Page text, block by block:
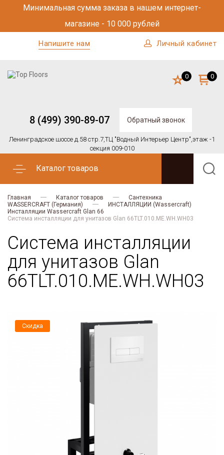
Минимальная сумма заказа в нашем интернет-
магазине - 10 000 рублей
Напишите нам Личный кабинет
8 (499) 390-89-07 Обратный звонок
Ленинградское шоссе д.58 стр.7,ТЦ "Водный Интерьер Центр",этаж -1
секция 009-010
0 0
Каталог товаров
Главная Каталог товаров
Сантехника
WASSERCRAFT (Германия)
ИНСТАЛЛЯЦИИ (Wassercraft)
Инсталляции Wassercraft Glan 66
Система инсталляции для унитазов Glan 66TLT.010.ME.WH.WH03
Система инсталляции
для унитазов Glan
66TLT.010.ME.WH.WH03
Скидка